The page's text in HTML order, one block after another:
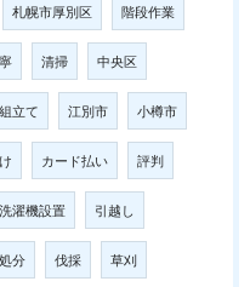
札幌市厚別区 階段作業
清掃 中央区
立て 江別市 小樽市
カード払い 評判
洗濯機設置 引越し
分 伐採 草刈